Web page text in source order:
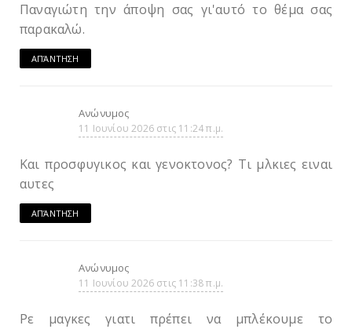
Παναγιώτη την άποψη σας γι'αυτό το θέμα σας
παρακαλώ.
ΑΠΆΝΤΗΣΗ
Ανώνυμος
11 Ιουνίου 2026 στις 11:24 π.μ.
Και προσφυγικος και γενοκτονος? Τι μλκιες ειναι
αυτες
ΑΠΆΝΤΗΣΗ
Ανώνυμος
11 Ιουνίου 2026 στις 11:38 π.μ.
Ρε μαγκες γιατι πρέπει να μπλέκουμε το